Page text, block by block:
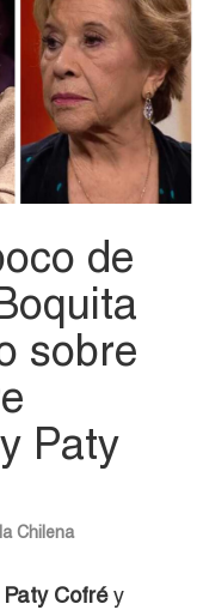
de
sobre
Paty
Chilena
Paty Cofréy